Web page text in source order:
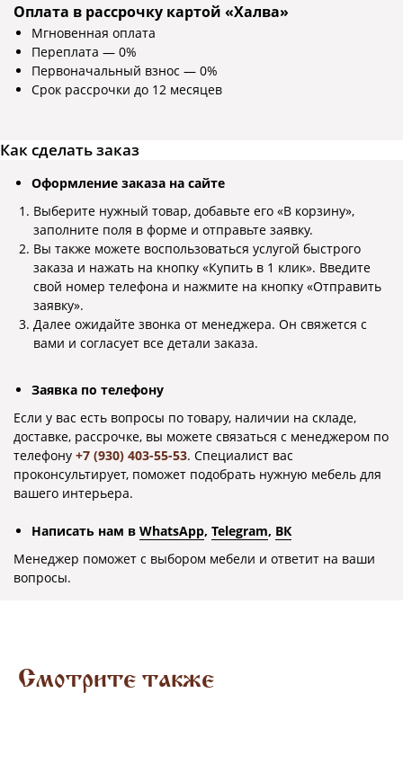
Оплата в рассрочку картой «Халва»
Мгновенная оплата
Переплата — 0%
Первоначальный взнос — 0%
Срок рассрочки до 12 месяцев
Как сделать заказ
Оформление заказа на сайте
Выберите нужный товар, добавьте его «В корзину»,
заполните поля в форме и отправьте заявку.
Вы также можете воспользоваться услугой быстрого
заказа и нажать на кнопку «Купить в 1 клик». Введите
свой номер телефона и нажмите на кнопку «Отправить
заявку».
Далее ожидайте звонка от менеджера. Он свяжется с
вами и согласует все детали заказа.
Заявка по телефону
Если у вас есть вопросы по товару, наличии на складе,
доставке, рассрочке, вы можете связаться с менеджером по
телефону +7 (930) 403-55-53. Специалист вас
проконсультирует, поможет подобрать нужную мебель для
вашего интерьера.
Написать нам в WhatsApp, Telegram, ВК
Менеджер поможет с выбором мебели и ответит на ваши
вопросы.
Смотрите также
Покупаю здесь мебель уже четвертый
раз. Мне нравится. Соотношение цены
и качества. Вежливый персонал,
приятно общаться с продавцами.
Постоянным покупателям делают
Посмотреть отзыв на Яндекс Картах
Акционные товары
Остались вопросы?
Информация
Написать в WhatsApp
Написать в Telegram
Рассрочка
Оплата и доставка
Оптовикам
Контакты
Наши магазины в Воронеже на каpте